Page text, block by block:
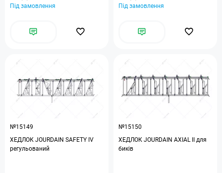
Під замовлення Під замовлення
№15149
ХЕДЛОК JOURDAIN SAFETY IV
регульований
№15150
ХЕДЛОК JOURDAIN AXIAL II для
биків